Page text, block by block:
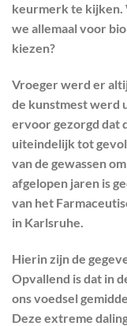
keurmerk te kijken.
we allemaal voor
kiezen?
Vroeger werd er
de kunstmest werd
ervoor gezorgd dat
uiteindelijk tot
van de gewassen
afgelopen jaren is
van het
in Karlsruhe.
Hierin zijn de
Opvallend is dat in
ons voedsel
Deze extreme